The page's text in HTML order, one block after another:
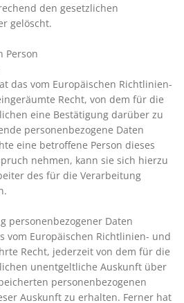
den gesetzlichen
gelöscht.
Person
das vom Europäischen Richtlinien-
Recht, von dem für die
eine Bestätigung darüber zu
personenbezogene Daten
eine betroffene Person dieses
nehmen, kann sie sich hierzu
des für die Verarbeitung
personenbezogener Daten
vom Europäischen Richtlinien- und
Recht, jederzeit von dem für die
unentgeltliche Auskunft über
personenbezogenen
Auskunft zu erhalten. Ferner hat